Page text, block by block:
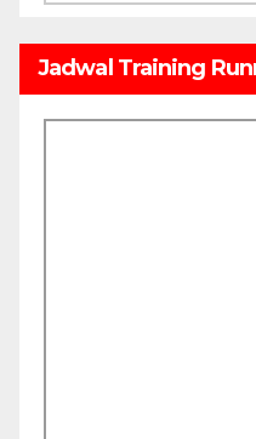
Jadwal Training